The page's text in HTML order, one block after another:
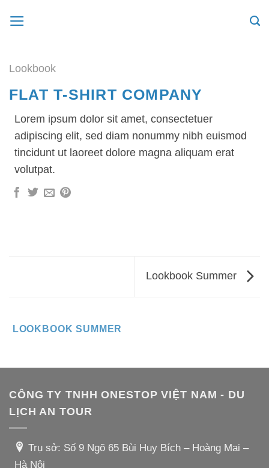
Lookbook
FLAT T-SHIRT COMPANY
Lorem ipsum dolor sit amet, consectetuer
adipiscing elit, sed diam nonummy nibh euismod
tincidunt ut laoreet dolore magna aliquam erat
volutpat.
Lookbook Summer
LOOKBOOK SUMMER
CÔNG TY TNHH ONESTOP VIỆT NAM - DU
LỊCH AN TOUR
Trụ sở: Số 9 Ngõ 65 Bùi Huy Bích – Hoàng Mai –
Hà Nội